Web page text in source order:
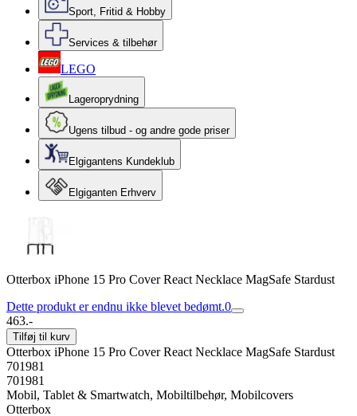
Sport, Fritid & Hobby
Services & tilbehør
LEGO
Lageroprydning
Ugens tilbud - og andre gode priser
Elgigantens Kundeklub
Elgiganten Erhverv
Otterbox iPhone 15 Pro Cover React Necklace MagSafe Stardust
Dette produkt er endnu ikke blevet bedømt.0
463.-
Tilføj til kurv
Otterbox iPhone 15 Pro Cover React Necklace MagSafe Stardust
701981
701981
Mobil, Tablet & Smartwatch, Mobiltilbehør, Mobilcovers
Otterbox